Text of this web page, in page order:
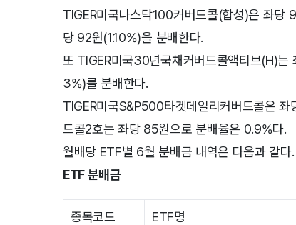
TIGER미국나스닥100커버드콜(합성)은 좌
당 92원(1.10%)을 분배한다.
또 TIGER미국30년국채커버드콜액티브(H)
3%)를 분배한다.
TIGER미국S&P500타겟데일리커버드콜은
드콜2호는 좌당 85원으로 분배율은 0.9%다.
월배당 ETF별 6월 분배금 내역은 다음과 같다.
ETF 분배금
종목코드 ETF명